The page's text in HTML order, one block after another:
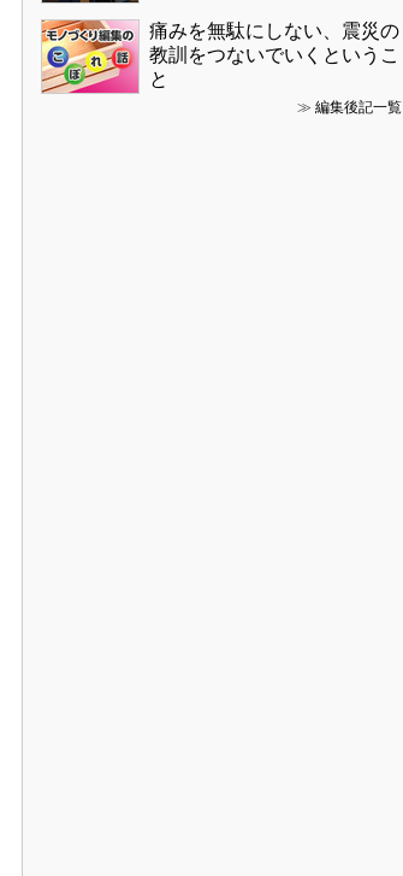
痛みを無駄にしない、震災の
教訓をつないでいくというこ
と
≫ 編集後記一覧